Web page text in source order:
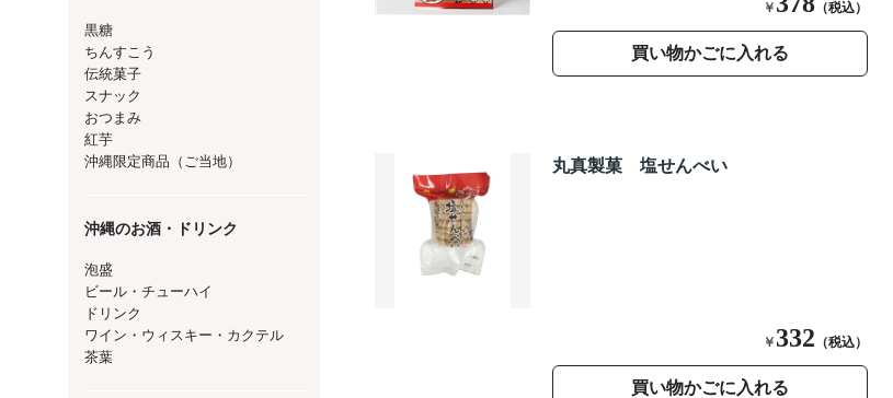
黒糖
ちんすこう
伝統菓子
スナック
おつまみ
紅芋
沖縄限定商品（ご当地）
沖縄のお酒・ドリンク
泡盛
ビール・チューハイ
ドリンク
ワイン・ウィスキー・カクテル
茶葉
￥ （税込）
買い物かごに入れる
丸真製菓 塩せんべい
￥ 332 （税込）
買い物かごに入れる